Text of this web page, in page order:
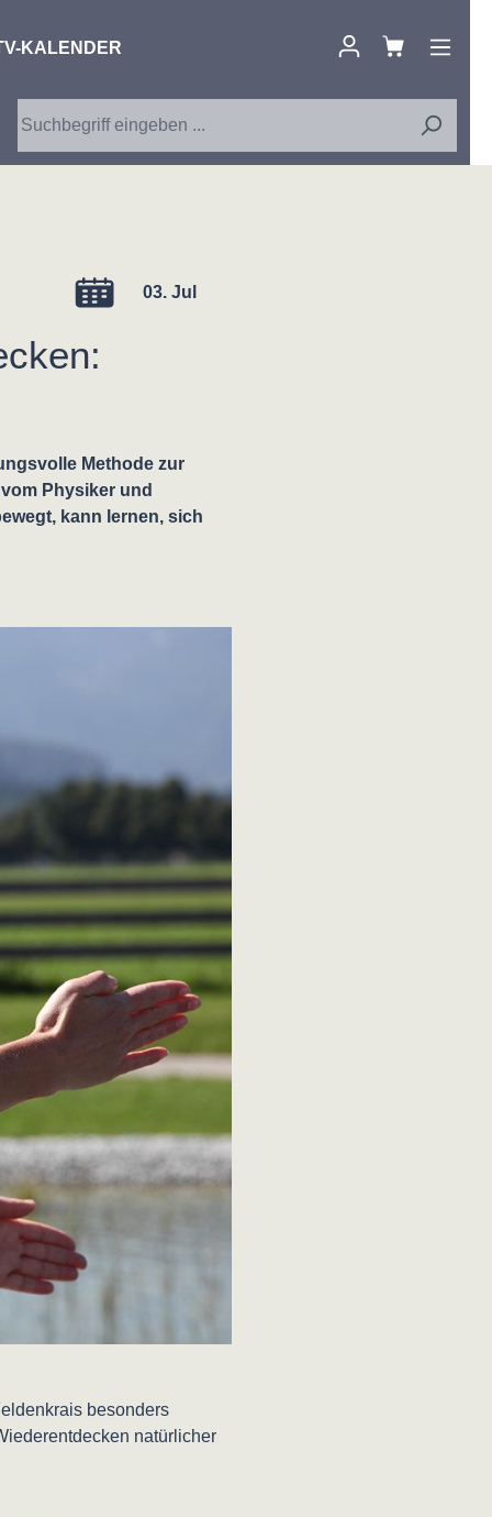
KALENDER
03. Jul
Methode zur
Physiker und
kann lernen, sich
besonders
natürlicher